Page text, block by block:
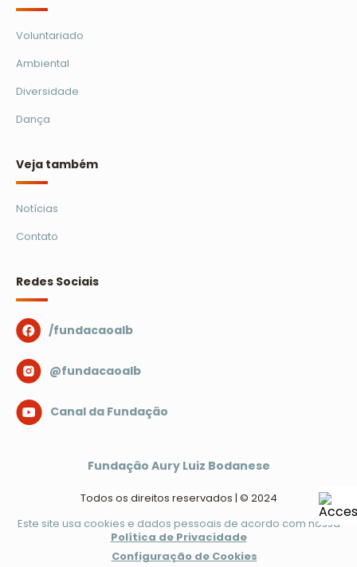
Voluntariado
Ambiental
Diversidade
Dança
Veja também
Notícias
Contato
Redes Sociais
/fundacaoalb
@fundacaoalb
Canal da Fundação
Fundação Aury Luiz Bodanese
Todos os direitos reservados | © 2024
Este site usa cookies e dados pessoais de acordo com nossa
Política de Privacidade
Configuração de Cookies